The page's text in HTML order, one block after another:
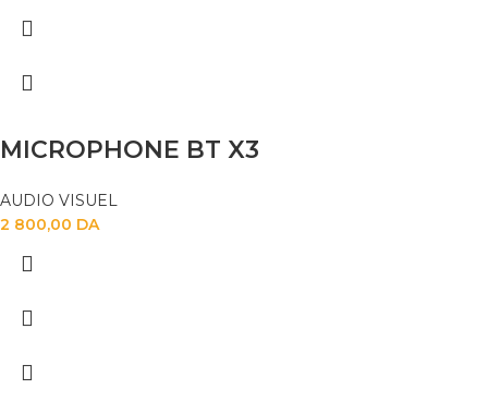
MICROPHONE BT X3
AUDIO VISUEL
2 800,00 DA